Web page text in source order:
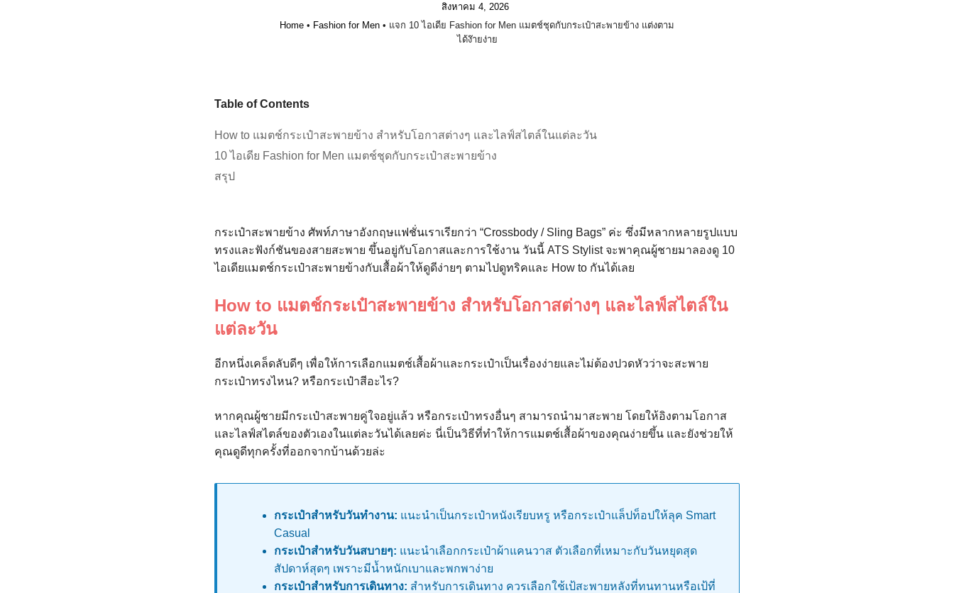
สิงหาคม 4, 2026
Home • Fashion for Men • แจก 10 ไอเดีย Fashion for Men แมตช์ชุดกับกระเป๋าสะพายข้าง แต่งตาม
ได้ง๊ายง่าย
Table of Contents
How to แมตช์กระเป๋าสะพายข้าง สำหรับโอกาสต่างๆ และไลฟ์สไตล์ในแต่ละวัน
10 ไอเดีย Fashion for Men แมตช์ชุดกับกระเป๋าสะพายข้าง
สรุป
กระเป๋าสะพายข้าง ศัพท์ภาษาอังกฤษแฟชั่นเราเรียกว่า “Crossbody / Sling Bags” ค่ะ ซึ่งมีหลากหลายรูปแบบ
ทรงและฟังก์ชันของสายสะพาย ขึ้นอยู่กับโอกาสและการใช้งาน วันนี้ ATS Stylist จะพาคุณผู้ชายมาลองดู 10
ไอเดียแมตช์กระเป๋าสะพายข้างกับเสื้อผ้าให้ดูดีง่ายๆ ตามไปดูทริคและ How to กันได้เลย
How to แมตช์กระเป๋าสะพายข้าง สำหรับโอกาสต่างๆ และไลฟ์สไตล์ใน
แต่ละวัน
อีกหนึ่งเคล็ดลับดีๆ เพื่อให้การเลือกแมตช์เสื้อผ้าและกระเป๋าเป็นเรื่องง่ายและไม่ต้องปวดหัวว่าจะสะพาย
กระเป๋าทรงไหน? หรือกระเป๋าสีอะไร?
หากคุณผู้ชายมีกระเป๋าสะพายคู่ใจอยู่แล้ว หรือกระเป๋าทรงอื่นๆ สามารถนำมาสะพาย โดยให้อิงตามโอกาส
และไลฟ์สไตล์ของตัวเองในแต่ละวันได้เลยค่ะ นี่เป็นวิธีที่ทำให้การแมตช์เสื้อผ้าของคุณง่ายขึ้น และยังช่วยให้
คุณดูดีทุกครั้งที่ออกจากบ้านด้วยล่ะ
กระเป๋าสำหรับวันทำงาน: แนะนำเป็นกระเป๋าหนังเรียบหรู หรือกระเป๋าแล็ปท็อปให้ลุค Smart
Casual
กระเป๋าสำหรับวันสบายๆ: แนะนำเลือกกระเป๋าผ้าแคนวาส ตัวเลือกที่เหมาะกับวันหยุดสุด
สัปดาห์สุดๆ เพราะมีน้ำหนักเบาและพกพาง่าย
กระเป๋าสำหรับการเดินทาง: สำหรับการเดินทาง ควรเลือกใช้เป้สะพายหลังที่ทนทานหรือเป้ที่